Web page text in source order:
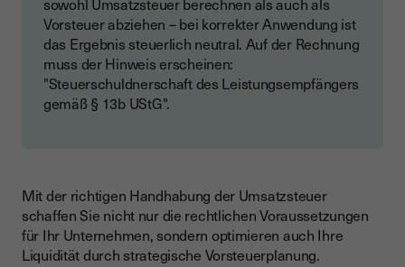
Vorsteuer abziehen – bei korrekter Anwendung ist
das Ergebnis steuerlich neutral. Auf der Rechnung
muss der Hinweis erscheinen:
"Steuerschuldnerschaft des Leistungsempfängers
gemäß § 13b UStG".
Mit der richtigen Handhabung der Umsatzsteuer
schaffen Sie nicht nur die rechtlichen Voraussetzungen
für Ihr Unternehmen, sondern optimieren auch Ihre
Liquidität durch strategische Vorsteuerplanung.